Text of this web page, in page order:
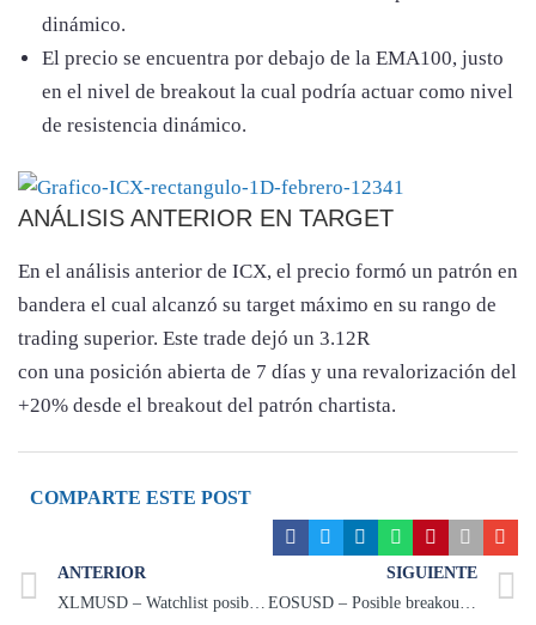
dinámico.
El precio se encuentra por debajo de la EMA100, justo
en el nivel de breakout la cual podría actuar como nivel
de resistencia dinámico.
ANÁLISIS ANTERIOR EN TARGET
En el análisis anterior de ICX, el precio formó un patrón en
bandera el cual alcanzó su target máximo en su rango de
trading superior. Este trade dejó un 3.12R
con una posición abierta de 7 días y una revalorización del
+20% desde el breakout del patrón chartista.
COMPARTE ESTE POST
ANTERIOR
SIGUIENTE